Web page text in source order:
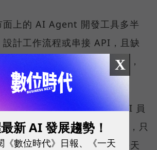
面上的 AI Agent 開發工具多半
計工作流程或串接 API，且缺
控管與稽核追蹤等治理機制，
規模部署。
8 Studio 推出能建立企業 AI 員
，使用者不需撰寫程式，只
需求，例如：我需要一個每天
X
新 AI 發展趨勢！
《數位時代》日報、《一天